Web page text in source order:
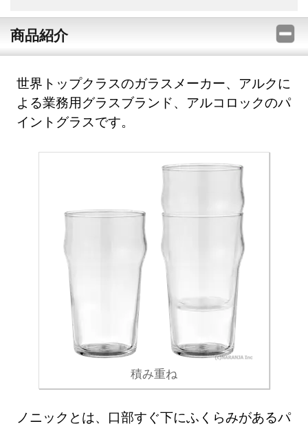
商品紹介
世界トップクラスのガラスメーカー、アルクに
よる業務用グラスブランド、アルコロックのパ
イントグラスです。
積み重ね
ノニックとは、口部すぐ下にふくらみがあるパ